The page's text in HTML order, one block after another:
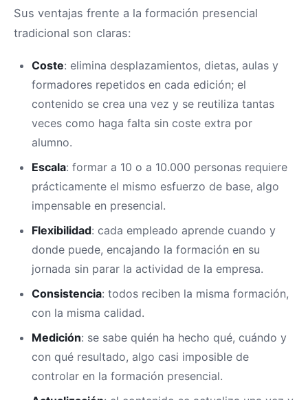
Sus ventajas frente a la formación presencial
tradicional son claras:
Coste: elimina desplazamientos, dietas, aulas y
formadores repetidos en cada edición; el
contenido se crea una vez y se reutiliza tantas
veces como haga falta sin coste extra por
alumno.
Escala: formar a 10 o a 10.000 personas requiere
prácticamente el mismo esfuerzo de base, algo
impensable en presencial.
Flexibilidad: cada empleado aprende cuando y
donde puede, encajando la formación en su
jornada sin parar la actividad de la empresa.
Consistencia: todos reciben la misma formación,
con la misma calidad.
Medición: se sabe quién ha hecho qué, cuándo y
con qué resultado, algo casi imposible de
controlar en la formación presencial.